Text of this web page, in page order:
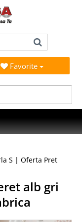
Favorite
S | Oferta Pret
alb gri